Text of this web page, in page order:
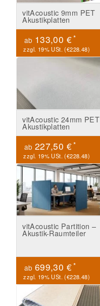
vitAcoustic 9mm PET
Akustikplatten
ab 133,00 €*
zzgl. 19% USt. (€228.48)
vitAcoustic 24mm PET
Akustikplatten
ab 227,50 €*
zzgl. 19% USt. (€228.48)
vitAcoustic Partition –
Akustik-Raumteiler
ab 699,30 €*
zzgl. 19% USt. (€228.48)